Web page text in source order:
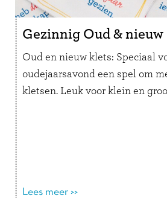
Gezinnig Oud & nieuw
Oud en nieuw klets: Speciaal
oudejaarsavond een spel om
kletsen. Leuk voor klein en
Lees meer >>